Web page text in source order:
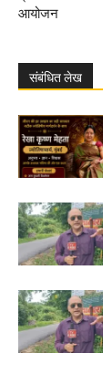
आयोजन
संबंधित लेख